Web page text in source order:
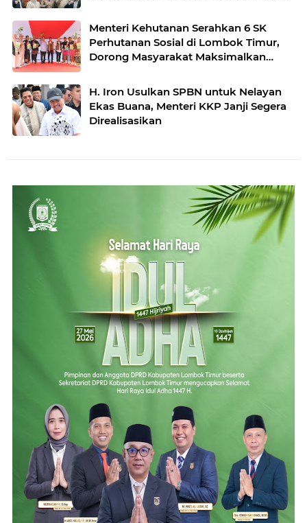
Menteri Kehutanan Serahkan 6 SK
Perhutanan Sosial di Lombok Timur,
Dorong Masyarakat Maksimalkan
H. Iron Usulkan SPBN untuk Nelayan
Ekas Buana, Menteri KKP Janji Segera
Direalisasikan